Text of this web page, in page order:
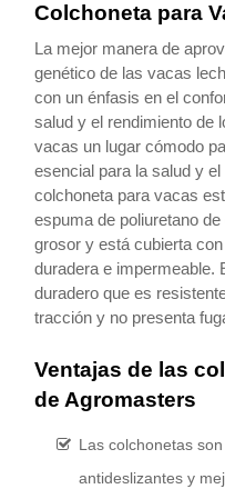
Colchoneta para
La mejor manera de
genético de las vacas
con un énfasis en el
salud y el rendimiento de
vacas un lugar cómodo
esencial para la salud y
colchoneta para vacas
espuma de poliuretano
grosor y está cubierta
duradera e impermeable.
duradero que es
tracción y no presenta
Ventajas de las
de Agromasters
Las colchonetas
antideslizantes y